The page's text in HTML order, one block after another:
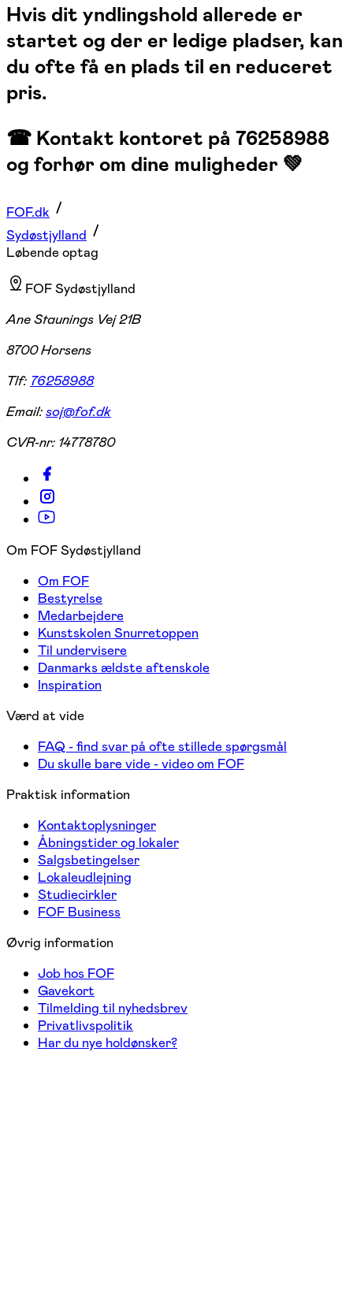
Hvis dit yndlingshold allerede er
startet og der er ledige pladser, kan
du ofte få en plads til en reduceret
pris.
☎ Kontakt kontoret på 76258988
og forhør om dine muligheder 💚
FOF.dk
Sydøstjylland
Løbende optag
FOF Sydøstjylland
Ane Staunings Vej 21B
8700 Horsens
Tlf: 76258988
Email:soj@fof.dk
CVR-nr: 14778780
Om FOF Sydøstjylland
Om FOF
Bestyrelse
Medarbejdere
Kunstskolen Snurretoppen
Til undervisere
Danmarks ældste aftenskole
Inspiration
Værd at vide
FAQ - find svar på ofte stillede spørgsmål
Du skulle bare vide - video om FOF
Praktisk information
Kontaktoplysninger
Åbningstider og lokaler
Salgsbetingelser
Lokaleudlejning
Studiecirkler
FOF Business
Øvrig information
Job hos FOF
Gavekort
Tilmelding til nyhedsbrev
Privatlivspolitik
Har du nye holdønsker?